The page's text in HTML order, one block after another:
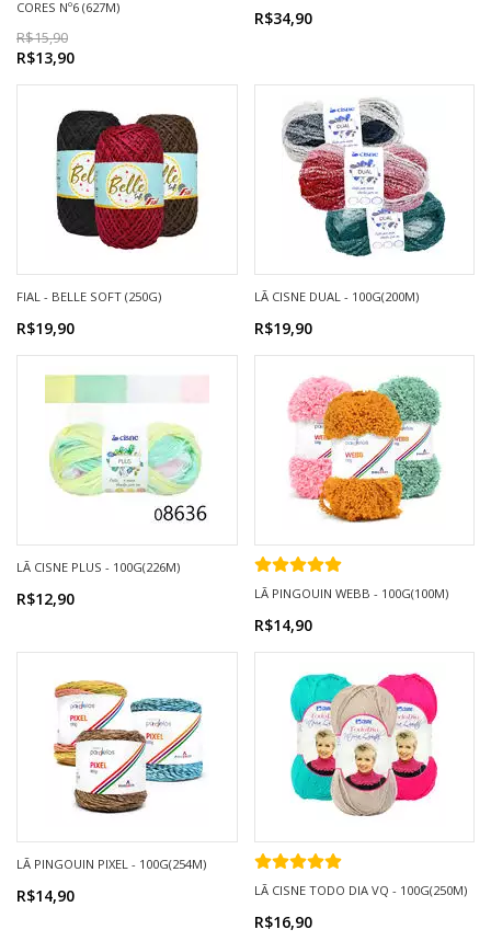
CORES Nº6 (627M)
R$15,90
R$13,90
R$34,90
FIAL - BELLE SOFT (250G)
R$19,90
LÃ CISNE DUAL - 100G(200M)
R$19,90
LÃ CISNE PLUS - 100G(226M)
R$12,90 LÃ PINGOUIN WEBB - 100G(100M)
R$14,90
LÃ PINGOUIN PIXEL - 100G(254M)
R$14,90 LÃ CISNE TODO DIA VQ - 100G(250M)
R$16,90